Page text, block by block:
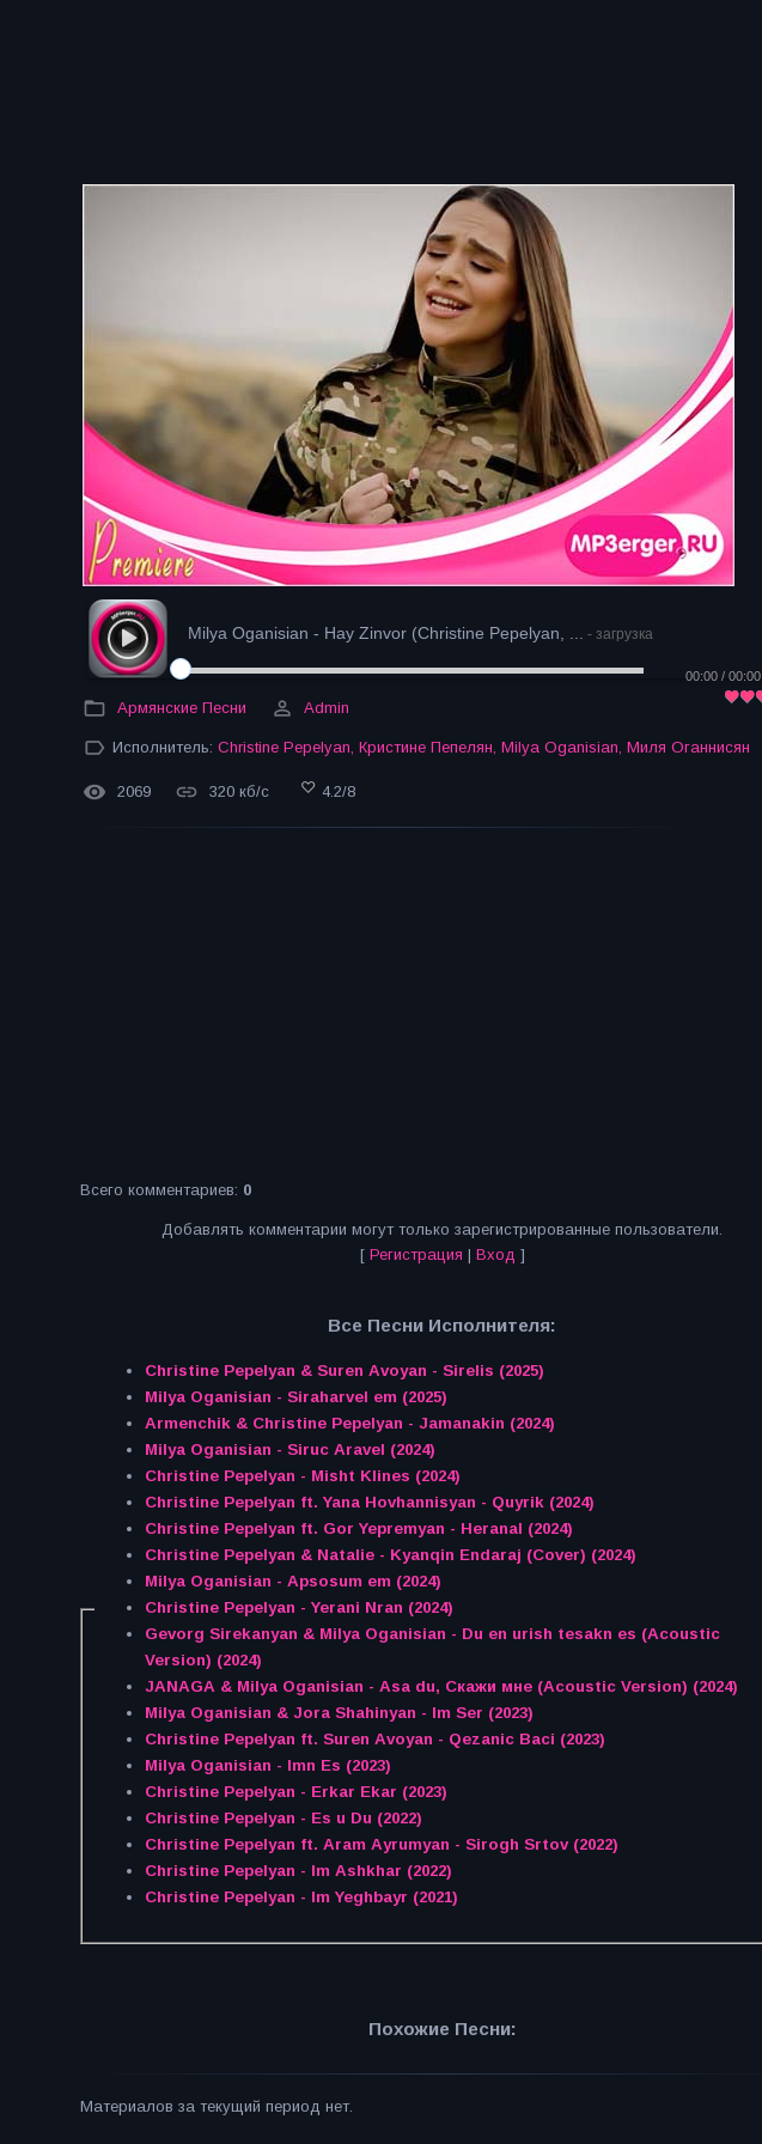
Milya Oganisian - Hay Zinvor (Christine Pepelyan, ... - загрузка
00:00 / 00:00
Армянские Песни Admin
Исполнитель: Christine Pepelyan Кристине Пепелян Milya Oganisian Миля Оганнисян
2069 320 кб/с 4.2/8
Всего комментариев: 0
Добавлять комментарии могут только зарегистрированные пользователи.
[ Регистрация | Вход ]
Все Песни Исполнителя:
Christine Pepelyan & Suren Avoyan - Sirelis (2025)
Milya Oganisian - Siraharvel em (2025)
Armenchik & Christine Pepelyan - Jamanakin (2024)
Milya Oganisian - Siruc Aravel (2024)
Christine Pepelyan - Misht Klines (2024)
Christine Pepelyan ft. Yana Hovhannisyan - Quyrik (2024)
Christine Pepelyan ft. Gor Yepremyan - Heranal (2024)
Christine Pepelyan & Natalie - Kyanqin Endaraj (Cover) (2024)
Milya Oganisian - Apsosum em (2024)
Christine Pepelyan - Yerani Nran (2024)
Gevorg Sirekanyan & Milya Oganisian - Du en urish tesakn es (Acoustic
Version) (2024)
JANAGA & Milya Oganisian - Asa du, Скажи мне (Acoustic Version) (2024)
Milya Oganisian & Jora Shahinyan - Im Ser (2023)
Christine Pepelyan ft. Suren Avoyan - Qezanic Baci (2023)
Milya Oganisian - Imn Es (2023)
Christine Pepelyan - Erkar Ekar (2023)
Christine Pepelyan - Es u Du (2022)
Christine Pepelyan ft. Aram Ayrumyan - Sirogh Srtov (2022)
Christine Pepelyan - Im Ashkhar (2022)
Christine Pepelyan - Im Yeghbayr (2021)
Похожие Песни:
Материалов за текущий период нет.